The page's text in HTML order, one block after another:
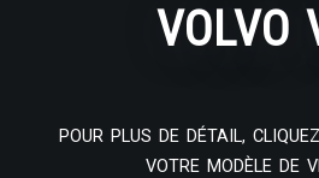
VOLVO
POUR PLUS DE DÉTAIL,
VOTRE MODÈLE DE